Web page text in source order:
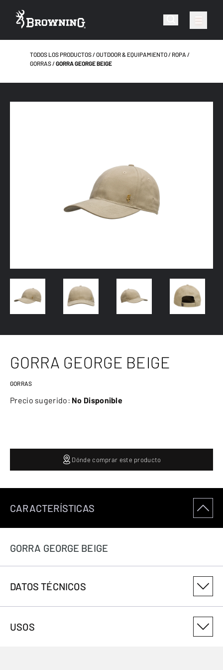
TODOS LOS PRODUCTOS OUTDOOR & EQUIPAMIENTO
ROPA
GORRAS
GORRA GEORGE BEIGE
GORRA GEORGE BEIGE
GORRAS
Precio sugerido: No Disponible
Dónde comprar este producto
CARACTERÍSTICAS
GORRA GEORGE BEIGE
DATOS TÉCNICOS
308202601
USOS